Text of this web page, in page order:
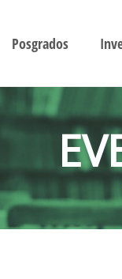
Posgrados